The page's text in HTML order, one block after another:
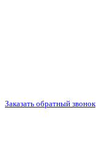
Заказать обратный звонок